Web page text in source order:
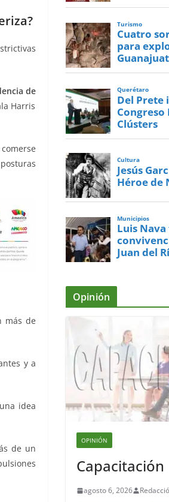
de
Harris
más de
y a
idea
de un
Turismo
Cuatro
para
Querétaro
Del Prete
Congreso
Clústers
Cultura
Jesús
Héroe de
Municipios
Luis
Juan del
Opinión
OPINIÓN
Capacitación
agosto 6, 2026